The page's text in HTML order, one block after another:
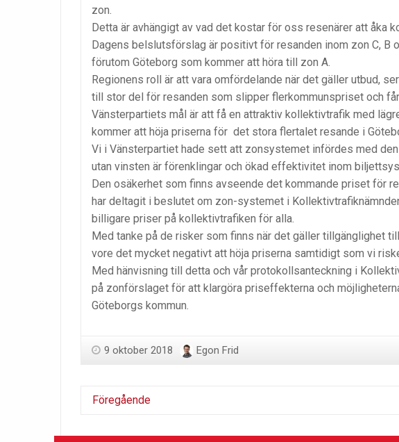
zon.
Detta är avhängigt av vad det kostar för oss resenärer att åka
Dagens belslutsförslag är positivt för resanden inom zon C, B
förutom Göteborg som kommer att höra till zon A.
Regionens roll är att vara omfördelande när det gäller utbud,
till stor del för resanden som slipper flerkommunspriset och
Vänsterpartiets mål är att få en attraktiv kollektivtrafik med
kommer att höja priserna för det stora flertalet resande i
Vi i Vänsterpartiet hade sett att zonsystemet infördes med
utan vinsten är förenklingar och ökad effektivitet inom
Den osäkerhet som finns avseende det kommande priset för
har deltagit i beslutet om zon-systemet i
billigare priser på kollektivtrafiken för alla.
Med tanke på de risker som finns när det gäller tillgänglighet
vore det mycket negativt att höja priserna samtidigt som vi
Med hänvisning till detta och vår protokollsanteckning i
på zonförslaget för att klargöra priseffekterna och
Göteborgs kommun.
9 oktober 2018 Egon Frid
Föregående